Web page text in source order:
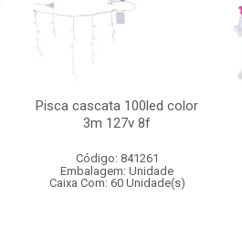
Pisca cascata 100led color
3m 127v 8f
Código: 841261
Embalagem: Unidade
Caixa Com: 60 Unidade(s)